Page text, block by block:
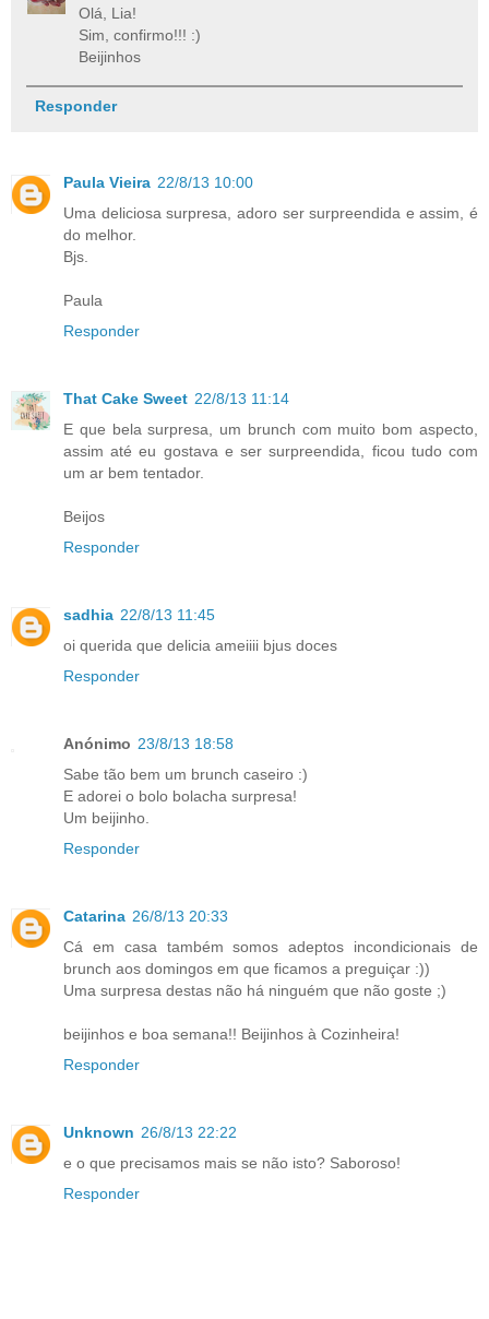
Olá, Lia!
Sim, confirmo!!! :)
Beijinhos
Responder
Paula Vieira 22/8/13 10:00
Uma deliciosa surpresa, adoro ser surpreendida e assim, é
do melhor.
Bjs.
Paula
Responder
That Cake Sweet 22/8/13 11:14
E que bela surpresa, um brunch com muito bom aspecto,
assim até eu gostava e ser surpreendida, ficou tudo com
um ar bem tentador.
Beijos
Responder
sadhia 22/8/13 11:45
oi querida que delicia ameiiii bjus doces
Responder
Anónimo 23/8/13 18:58
Sabe tão bem um brunch caseiro :)
E adorei o bolo bolacha surpresa!
Um beijinho.
Responder
Catarina 26/8/13 20:33
Cá em casa também somos adeptos incondicionais de
brunch aos domingos em que ficamos a preguiçar :))
Uma surpresa destas não há ninguém que não goste ;)
beijinhos e boa semana!! Beijinhos à Cozinheira!
Responder
Unknown 26/8/13 22:22
e o que precisamos mais se não isto? Saboroso!
Responder